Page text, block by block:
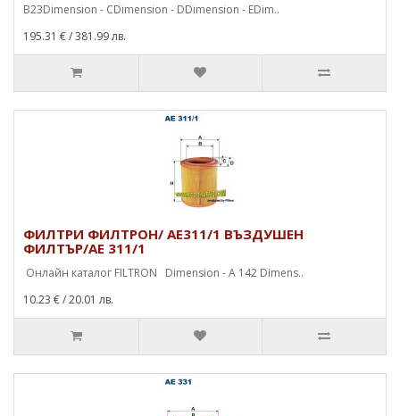
B23Dimension - CDimension - DDimension - EDim..
195.31 €/ 381.99 лв.
ФИЛТРИ ФИЛТРОН/ AE311/1 ВЪЗДУШЕН
ФИЛТЪР/AE 311/1
Онлайн каталог FILTRON Dimension - A 142 Dimens..
10.23 €/ 20.01 лв.